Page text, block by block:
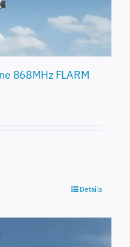
868MHz FLARM
Details